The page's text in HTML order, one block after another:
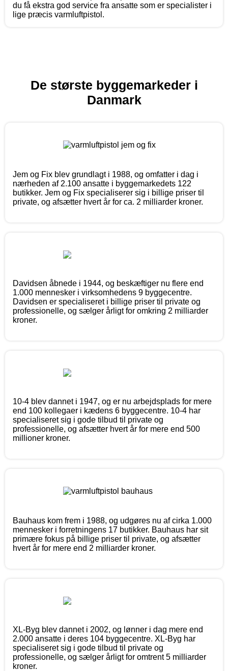
du få ekstra god service fra ansatte som er specialister i
lige præcis varmluftpistol.
De største byggemarkeder i
Danmark
Jem og Fix blev grundlagt i 1988, og omfatter i dag i
nærheden af 2.100 ansatte i byggemarkedets 122
butikker. Jem og Fix specialiserer sig i billige priser til
private, og afsætter hvert år for ca. 2 milliarder kroner.
Davidsen åbnede i 1944, og beskæftiger nu flere end
1.000 mennesker i virksomhedens 9 byggecentre.
Davidsen er specialiseret i billige priser til private og
professionelle, og sælger årligt for omkring 2 milliarder
kroner.
10-4 blev dannet i 1947, og er nu arbejdsplads for mere
end 100 kollegaer i kædens 6 byggecentre. 10-4 har
specialiseret sig i gode tilbud til private og
professionelle, og afsætter hvert år for mere end 500
millioner kroner.
Bauhaus kom frem i 1988, og udgøres nu af cirka 1.000
mennesker i forretningens 17 butikker. Bauhaus har sit
primære fokus på billige priser til private, og afsætter
hvert år for mere end 2 milliarder kroner.
XL-Byg blev dannet i 2002, og lønner i dag mere end
2.000 ansatte i deres 104 byggecentre. XL-Byg har
specialiseret sig i gode tilbud til private og
professionelle, og sælger årligt for omtrent 5 milliarder
kroner.